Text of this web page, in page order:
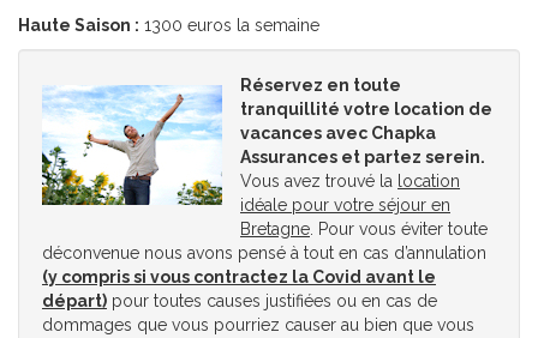
Haute Saison : 1300 euros la semaine
Réservez en toute
tranquillité votre location de
vacances avec Chapka
Assurances et partez serein.
Vous avez trouvé la
location
idéale pour votre séjour en
Bretagne . Pour vous éviter toute
déconvenue nous avons pensé à tout en cas d’annulation
(y compris si vous contractez la Covid avant le
départ) pour toutes causes justifiées ou en cas de
dommages que vous pourriez causer au bien que vous